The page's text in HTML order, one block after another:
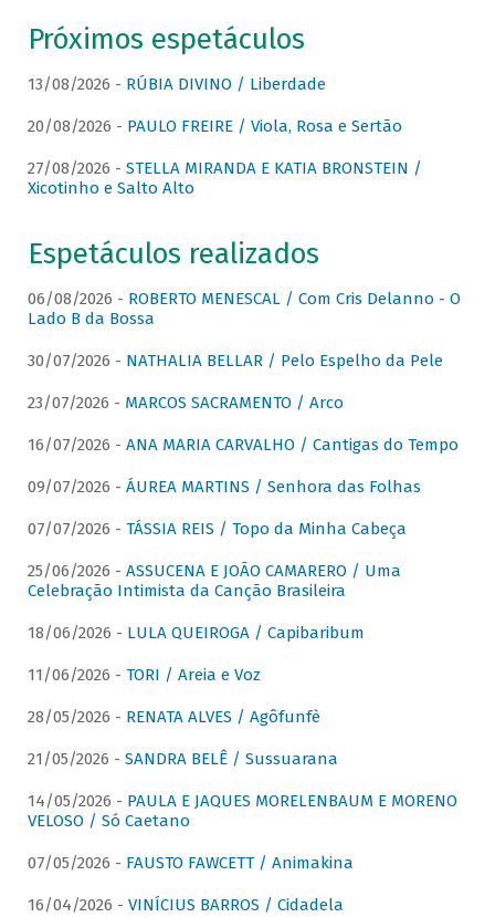
Próximos espetáculos
13/08/2026 - RÚBIA DIVINO / Liberdade
20/08/2026 - PAULO FREIRE / Viola, Rosa e Sertão
27/08/2026 - STELLA MIRANDA E KATIA BRONSTEIN /
Xicotinho e Salto Alto
Espetáculos realizados
06/08/2026 - ROBERTO MENESCAL / Com Cris Delanno - O
Lado B da Bossa
30/07/2026 - NATHALIA BELLAR / Pelo Espelho da Pele
23/07/2026 - MARCOS SACRAMENTO / Arco
16/07/2026 - ANA MARIA CARVALHO / Cantigas do Tempo
09/07/2026 - ÁUREA MARTINS / Senhora das Folhas
07/07/2026 - TÁSSIA REIS / Topo da Minha Cabeça
25/06/2026 - ASSUCENA E JOÃO CAMARERO / Uma
Celebração Intimista da Canção Brasileira
18/06/2026 - LULA QUEIROGA / Capibaribum
11/06/2026 - TORI / Areia e Voz
28/05/2026 - RENATA ALVES / Agôfunfè
21/05/2026 - SANDRA BELÊ / Sussuarana
14/05/2026 - PAULA E JAQUES MORELENBAUM E MORENO
VELOSO / Só Caetano
07/05/2026 - FAUSTO FAWCETT / Animakina
16/04/2026 - VINÍCIUS BARROS / Cidadela